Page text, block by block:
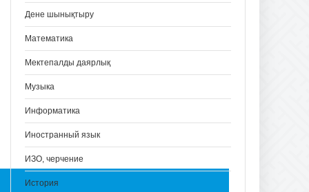
Дене шынықтыру
Математика
Мектепалды даярлық
Музыка
Информатика
Иностранный язык
ИЗО, черчение
История